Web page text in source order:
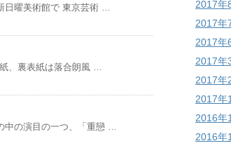
日曜美術館で 東京芸術 …
、裏表紙は落合朗風 …
中の演目の一つ、「重戀 …
2017年
2017年
2017年
2017年
2017年
2017年
2016年
2016年